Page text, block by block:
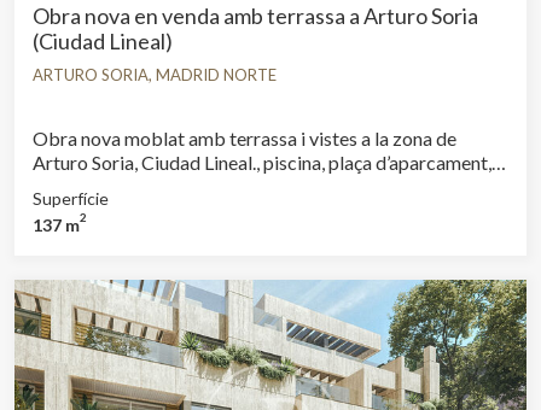
Obra nova en venda amb terrassa a Arturo Soria
(Ciudad Lineal)
ARTURO SORIA, MADRID NORTE
Obra nova moblat amb terrassa i vistes a la zona de
Arturo Soria, Ciudad Lineal., piscina, plaça d’aparcament,
calefacció, consergeria i traster.
Superfície
137 m2